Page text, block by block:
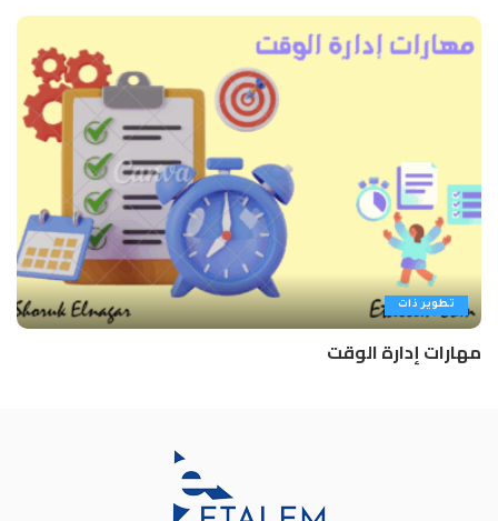
تطوير ذات
مهارات إدارة الوقت